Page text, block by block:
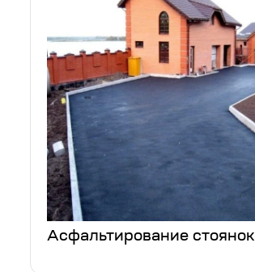
Асфальтирование стоянок